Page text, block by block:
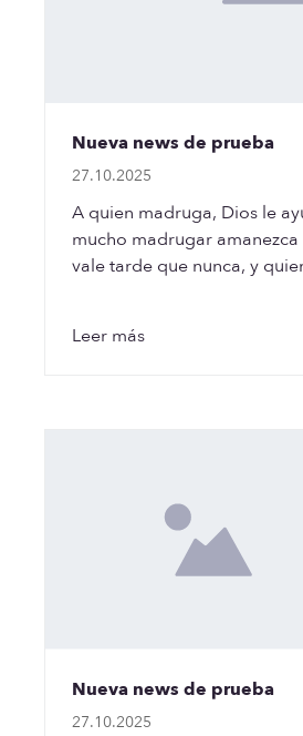
Nueva news de prueba
27.10.2025
A quien madruga, Dios le
mucho madrugar
vale tarde que nunca, y
Leer más
Nueva news de prueba
27.10.2025